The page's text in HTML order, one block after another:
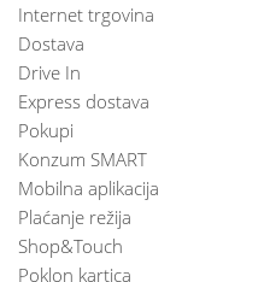
Internet trgovina
Dostava
Drive In
Express dostava
Pokupi
Konzum SMART
Mobilna aplikacija
Plaćanje režija
Shop&Touch
Poklon kartica